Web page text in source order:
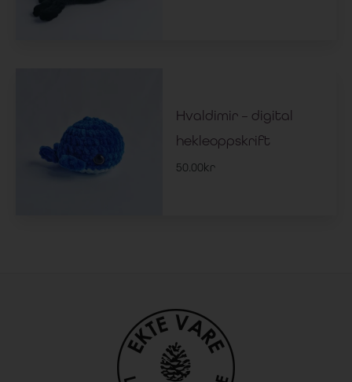
Hvaldimir – digital
hekleoppskrift
50.00kr